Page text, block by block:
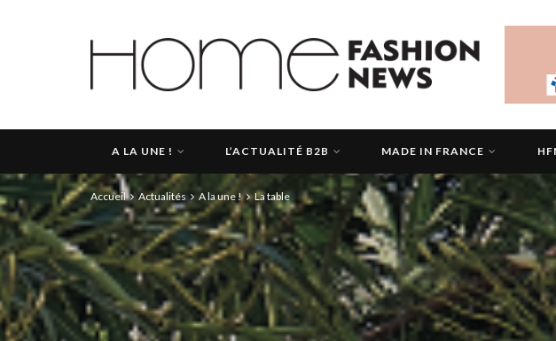
A LA UNE ! L’ACTUALITÉ B2B MADE IN FRANCE
Accueil Actualités A la une ! La table